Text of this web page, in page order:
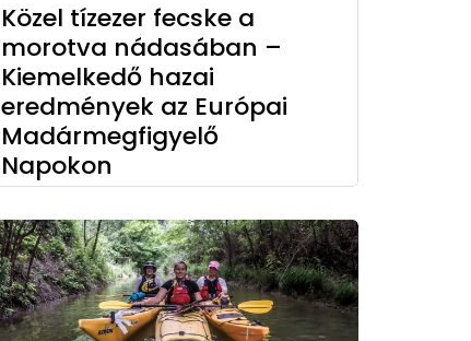
Közel tízezer fecske a
morotva nádasában –
Kiemelkedő hazai
eredmények az Európai
Madármegfigyelő
Napokon